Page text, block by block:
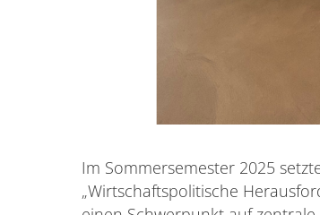
Im Sommersemester 2025
„Wirtschaftspolitische